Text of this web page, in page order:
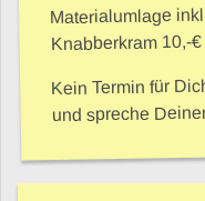
Materialumlage
Knabberkram 10,-€
Kein Termin für
und spreche